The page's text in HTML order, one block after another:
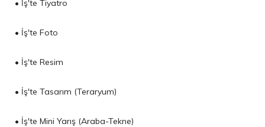
• İş'te Tiyatro
• İş'te Foto
• İş'te Resim
• İş'te Tasarım (Teraryum)
• İş'te Mini Yarış (Araba-Tekne)